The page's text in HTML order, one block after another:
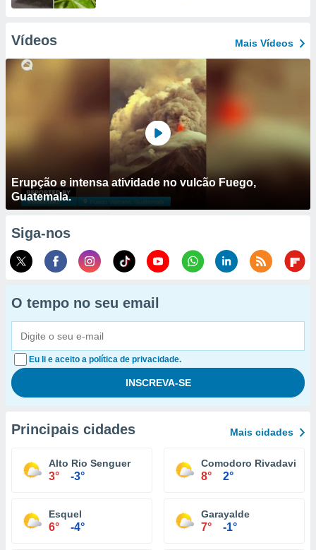
Vídeos Mais Vídeos
Erupção e intensa atividade no vulcão Fuego,
Guatemala.
Siga-nos
O tempo no seu email
Eu li e aceito a política de privacidade.
Principais cidades Mais cidades
Alto Rio Senguer
3° -3°
Comodoro Rivadavia
8° 2°
Esquel
6° -4°
Garayalde
7° -1°